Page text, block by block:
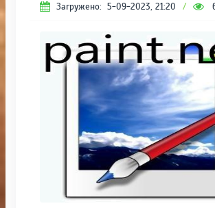
Загружено: 5-09-2023, 21:20 /